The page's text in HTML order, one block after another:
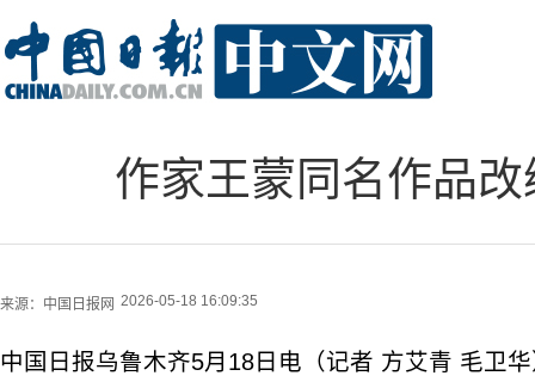
作家王蒙同名作品
来源： 中国日报网 2026-05-18 16:09:35
中国日报乌鲁木齐5月18日电（记者 方艾青 毛卫